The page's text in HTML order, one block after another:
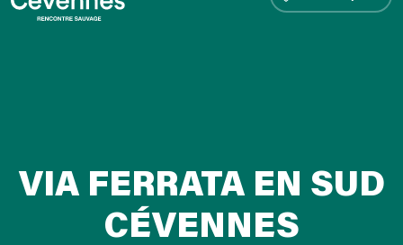
VIA FERRATA EN SUD
CÉVENNES